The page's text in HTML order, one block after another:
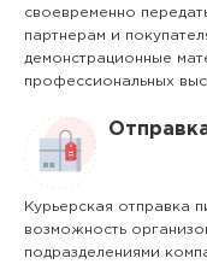
своевременно
партнерам и
демонстрационные
профессиональных
Курьерская отправка
возможность
подразделениями